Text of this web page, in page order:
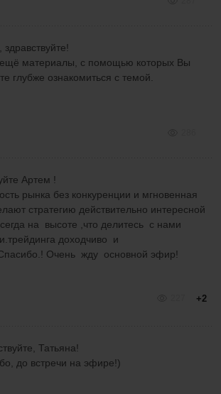
здравствуйте!
ещё материалы, с помощью которых Вы
глубже ознакомиться с темой.
Артем !
рынка без конкуренции и мгновенная
стратегию действительно интересной
на высоте ,что делитесь с нами
доходчиво и
Очень жду основной эфир!
+2
Татьяна!
до встречи на эфире!)